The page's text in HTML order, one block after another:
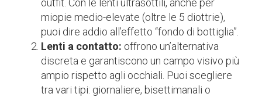
outfit. Con le lenti ultrasottili, anche per
miopie medio-elevate (oltre le 5 diottrie),
puoi dire addio all’effetto “fondo di bottiglia”.
Lenti a contatto: offrono un’alternativa
discreta e garantiscono un campo visivo più
ampio rispetto agli occhiali. Puoi scegliere
tra vari tipi: giornaliere, bisettimanali o